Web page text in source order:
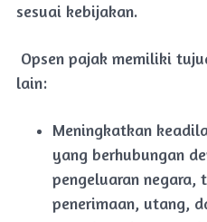
sesuai kebijakan.
Opsen pajak memiliki
lain:
Meningkatkan
yang berhubungan
pengeluaran negara,
penerimaan, utang,